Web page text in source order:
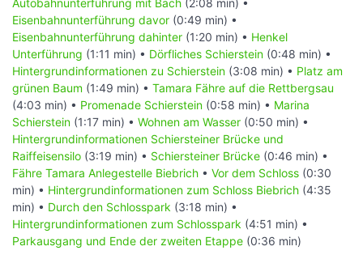
Eisenbahnunterführung davor (0:49 min) •
Eisenbahnunterführung dahinter (1:20 min) • Henkel
Unterführung (1:11 min) • Dörfliches Schierstein (0:48 min) •
Hintergrundinformationen zu Schierstein (3:08 min) • Platz am
grünen Baum (1:49 min) • Tamara Fähre auf die Rettbergsau
(4:03 min) • Promenade Schierstein (0:58 min) • Marina
Schierstein (1:17 min) • Wohnen am Wasser (0:50 min) •
Hintergrundinformationen Schiersteiner Brücke und
Raiffeisensilo (3:19 min) • Schiersteiner Brücke (0:46 min) •
Fähre Tamara Anlegestelle Biebrich • Vor dem Schloss (0:30
min) • Hintergrundinformationen zum Schloss Biebrich (4:35
min) • Durch den Schlosspark (3:18 min) •
Hintergrundinformationen zum Schlosspark (4:51 min) •
Parkausgang und Ende der zweiten Etappe (0:36 min)